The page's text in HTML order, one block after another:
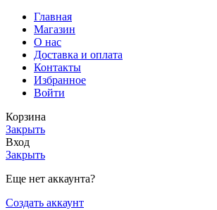
Главная
Магазин
О нас
Доставка и оплата
Контакты
Избранное
Войти
Корзина
Закрыть
Вход
Закрыть
Еще нет аккаунта?
Создать аккаунт